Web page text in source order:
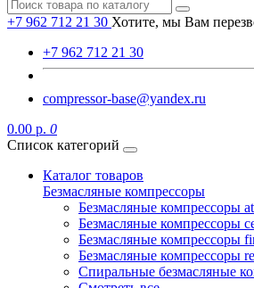
+7 962 712 21 30 Хотите, мы Вам
+7 962 712 21 30
compressor-base@yandex.ru
0.00 р. 0
Список категорий
Каталог товаров
Безмасляные компрессоры
Безмасляные компрессоры
Безмасляные компрессоры
Безмасляные компрессоры
Безмасляные компрессоры
Спиральные безмасляные